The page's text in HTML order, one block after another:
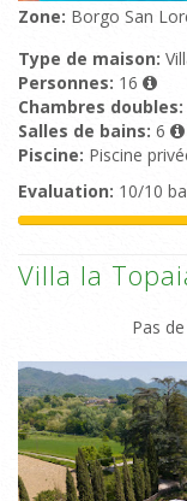
Zone: Borgo San
Type de maison:
Personnes: 16
Chambres doubles:
Salles de bains: 6
Piscine: Piscine
Evaluation: 10/10
Villa la
Pas